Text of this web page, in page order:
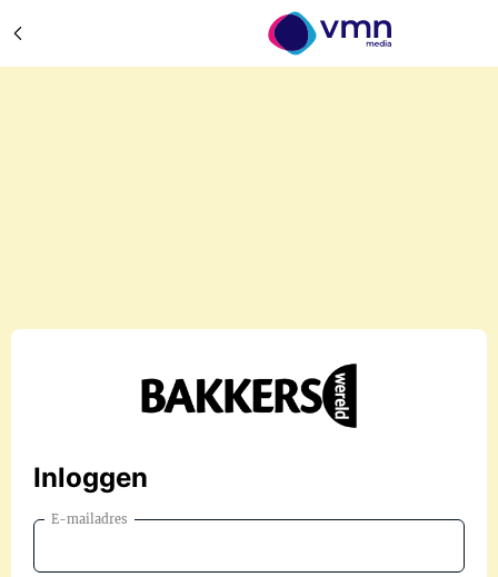
Inloggen
E-mailadres